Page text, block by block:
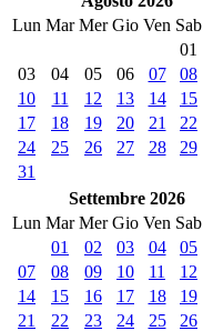
Lun Mar Mer Gio Ven Sab
01
03
04 05 06 07 08
10
11 12 13 14 15
17
18 19 20 21 22
24
25 26 27 28 29
31
Settembre 2026
Lun Mar Mer Gio Ven Sab
01
02 03 04 05
07
08 09 10 11 12
14
15 16 17 18 19
21
22 23 24 25 26